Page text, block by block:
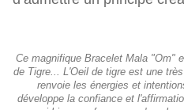
Ce magnifique Bracelet Mala "Om"
de Tigre... L'Oeil de tigre est une
renvoie les énergies et
développe la confiance et